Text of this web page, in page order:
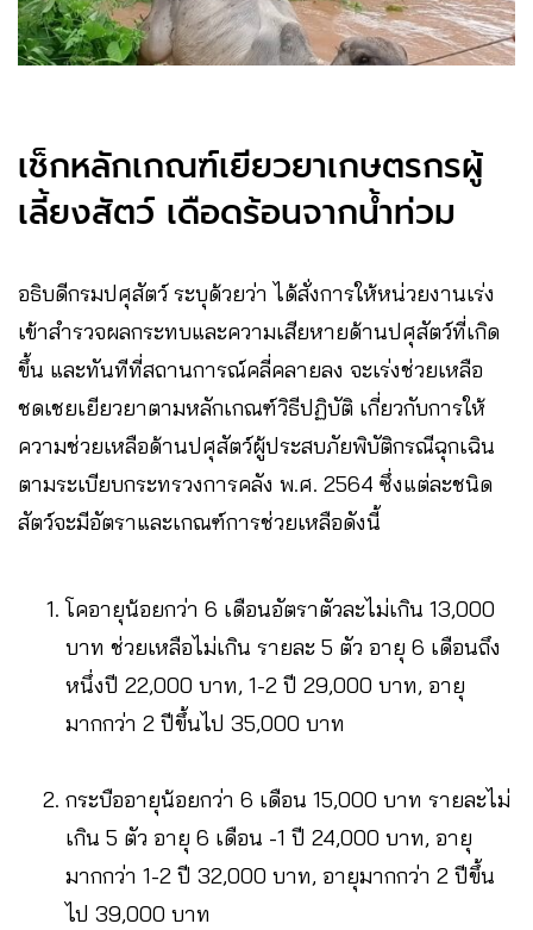
เช็กหลักเกณฑ์เยียวยาเกษตรกรผู้
เลี้ยงสัตว์ เดือดร้อนจากน้ำท่วม
อธิบดีกรมปศุสัตว์ ระบุด้วยว่า ได้สั่งการให้หน่วยงานเร่ง
เข้าสำรวจผลกระทบและความเสียหายด้านปศุสัตว์ที่เกิด
ขึ้น และทันทีที่สถานการณ์คลี่คลายลง จะเร่งช่วยเหลือ
ชดเชยเยียวยาตามหลักเกณฑ์วิธีปฏิบัติ เกี่ยวกับการให้
ความช่วยเหลือด้านปศุสัตว์ผู้ประสบภัยพิบัติกรณีฉุกเฉิน
ตามระเบียบกระทรวงการคลัง พ.ศ. 2564 ซึ่งแต่ละชนิด
สัตว์จะมีอัตราและเกณฑ์การช่วยเหลือดังนี้
โคอายุน้อยกว่า 6 เดือนอัตราตัวละไม่เกิน 13,000
บาท ช่วยเหลือไม่เกิน รายละ 5 ตัว อายุ 6 เดือนถึง
หนึ่งปี 22,000 บาท, 1-2 ปี 29,000 บาท, อายุ
มากกว่า 2 ปีขึ้นไป 35,000 บาท
กระบืออายุน้อยกว่า 6 เดือน 15,000 บาท รายละไม่
เกิน 5 ตัว อายุ 6 เดือน -1 ปี 24,000 บาท, อายุ
มากกว่า 1-2 ปี 32,000 บาท, อายุมากกว่า 2 ปีขึ้น
ไป 39,000 บาท